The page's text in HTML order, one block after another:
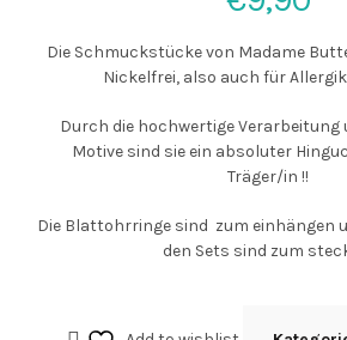
Die Schmuckstücke von Madame
Nickelfrei, also auch für
Durch die hochwertige Verarbeitung
Motive sind sie ein absoluter
Träger/in !!
Die Blattohrringe sind zum einhängen
den Sets sind zum